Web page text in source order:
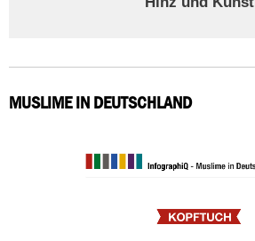
MUSLIME IN DEUTSCHLAND